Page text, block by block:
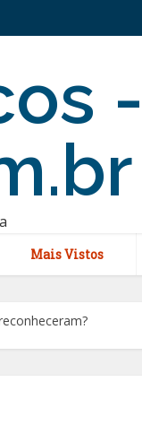
Mais Vistos